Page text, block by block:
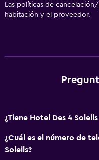
Las políticas de
habitación y el proveedor.
¿Tiene Hotel Des 4
¿Cuál es el número de
Soleils?